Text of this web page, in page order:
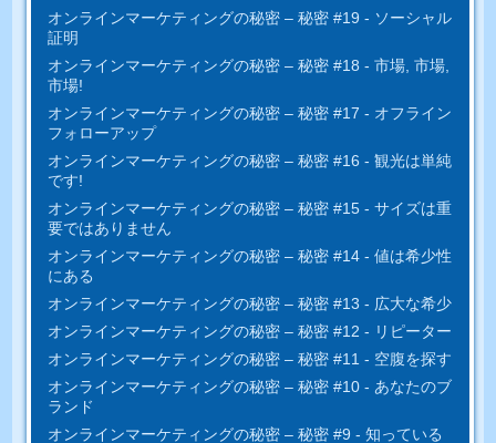
オンラインマーケティングの秘密 – 秘密 #19 - ソーシャル
証明
オンラインマーケティングの秘密 – 秘密 #18 - 市場, 市場,
市場!
オンラインマーケティングの秘密 – 秘密 #17 - オフライン
フォローアップ
オンラインマーケティングの秘密 – 秘密 #16 - 観光は単純
です!
オンラインマーケティングの秘密 – 秘密 #15 - サイズは重
要ではありません
オンラインマーケティングの秘密 – 秘密 #14 - 値は希少性
にある
オンラインマーケティングの秘密 – 秘密 #13 - 広大な希少
オンラインマーケティングの秘密 – 秘密 #12 - リピーター
オンラインマーケティングの秘密 – 秘密 #11 - 空腹を探す
オンラインマーケティングの秘密 – 秘密 #10 - あなたのブ
ランド
オンラインマーケティングの秘密 – 秘密 #9 - 知っている